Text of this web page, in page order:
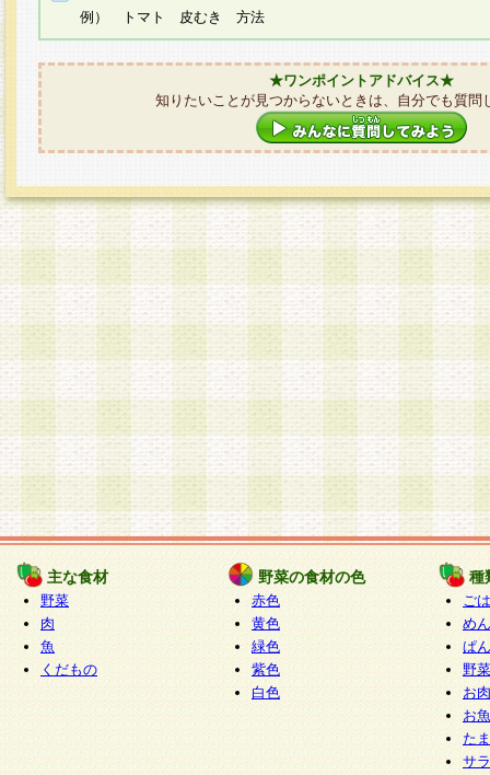
例） トマト 皮むき 方法
★ワンポイントアドバイス★
知りたいことが見つからないときは、自分でも質問
主な食材
野菜
肉
魚
くだもの
野菜の食材の色
赤色
黄色
緑色
紫色
白色
種
ご
めん
ぱん
野
お
お
た
サ